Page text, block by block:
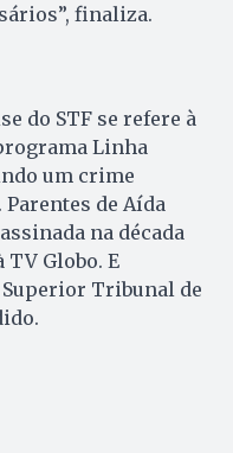
finaliza.
do STF se refere à
Linha
um crime
de Aída
na década
Globo. E
Tribunal de